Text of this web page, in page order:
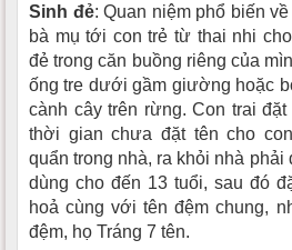
Sinh đẻ: Quan niệm phổ biến
bà mụ tới con trẻ từ thai nhi
đẻ trong căn buồng riêng của
ống tre dưới gầm giường hoặc
cành cây trên rừng. Con trai đặt
thời gian chưa đặt tên cho
quẩn trong nhà, ra khỏi nhà
dùng cho đến 13 tuổi, sau đó
hoả cùng với tên đệm chung,
đệm, họ Tráng 7 tên.